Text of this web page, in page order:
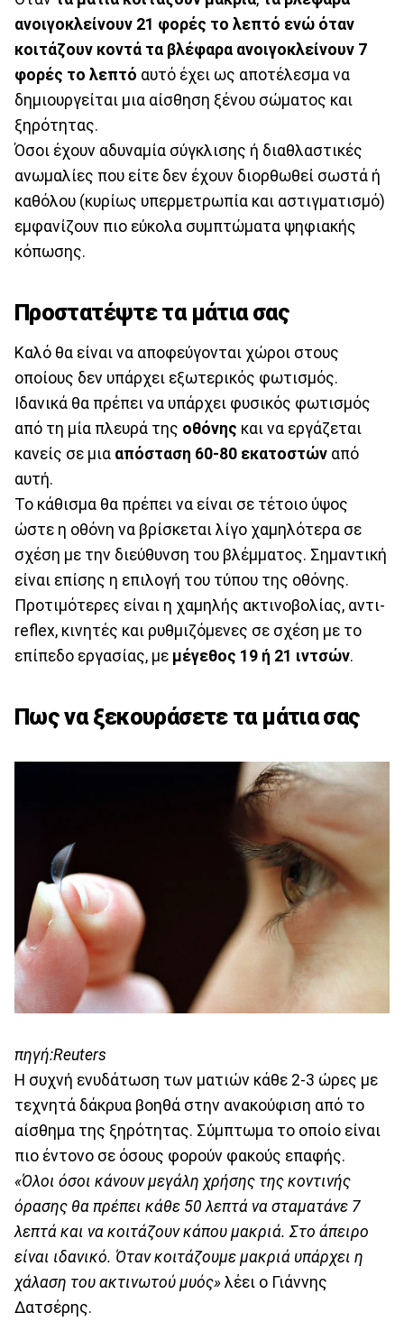
ανοιγοκλείνουν 21 φορές το λεπτό ενώ όταν
κοιτάζουν κοντά τα βλέφαρα ανοιγοκλείνουν 7
φορές το λεπτό αυτό έχει ως αποτέλεσμα να
δημιουργείται μια αίσθηση ξένου σώματος και
ξηρότητας.
Όσοι έχουν αδυναμία σύγκλισης ή διαθλαστικές
ανωμαλίες που είτε δεν έχουν διορθωθεί σωστά ή
καθόλου (κυρίως υπερμετρωπία και αστιγματισμό)
εμφανίζουν πιο εύκολα συμπτώματα ψηφιακής
κόπωσης.
Προστατέψτε τα μάτια σας
Καλό θα είναι να αποφεύγονται χώροι στους
οποίους δεν υπάρχει εξωτερικός φωτισμός.
Ιδανικά θα πρέπει να υπάρχει φυσικός φωτισμός
από τη μία πλευρά της οθόνης και να εργάζεται
κανείς σε μια απόσταση 60-80 εκατοστών από
αυτή.
Το κάθισμα θα πρέπει να είναι σε τέτοιο ύψος
ώστε η οθόνη να βρίσκεται λίγο χαμηλότερα σε
σχέση με την διεύθυνση του βλέμματος. Σημαντική
είναι επίσης η επιλογή του τύπου της οθόνης.
Προτιμότερες είναι η χαμηλής ακτινοβολίας, αντι-
reflex, κινητές και ρυθμιζόμενες σε σχέση με το
επίπεδο εργασίας, με μέγεθος 19 ή 21 ιντσών.
Πως να ξεκουράσετε τα μάτια σας
πηγή:Reuters
Η συχνή ενυδάτωση των ματιών κάθε 2-3 ώρες με
τεχνητά δάκρυα βοηθά στην ανακούφιση από το
αίσθημα της ξηρότητας. Σύμπτωμα το οποίο είναι
πιο έντονο σε όσους φορούν φακούς επαφής.
«Όλοι όσοι κάνουν μεγάλη χρήσης της κοντινής
όρασης θα πρέπει κάθε 50 λεπτά να σταματάνε 7
λεπτά και να κοιτάζουν κάπου μακριά. Στο άπειρο
είναι ιδανικό. Όταν κοιτάζουμε μακριά υπάρχει η
χάλαση του ακτινωτού μυός» λέει ο Γιάννης
Δατσέρης.